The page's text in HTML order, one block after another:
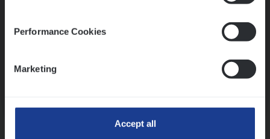
Performance Cookies
Marketing
Accept all